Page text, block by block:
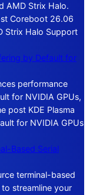
AMD Strix Halo.
Coreboot 26.06
Strix Halo Support
by Default for
performance
for NVIDIA GPUs,
post KDE Plasma
for NVIDIA GPUs
Based Serial
terminal-based
streamline your